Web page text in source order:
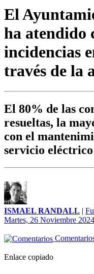
El
ha atendido
incidencias
través de la
El 80% de las
resueltas, la
con el
servicio eléctrico
ISMAEL RANDALL |
Martes, 26 Noviembre
Enlace copiado